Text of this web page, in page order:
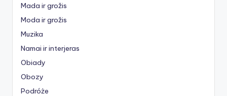
Mada ir grožis
Moda ir grožis
Muzika
Namai ir interjeras
Obiady
Obozy
Podróże